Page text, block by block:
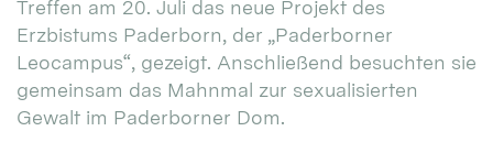
Treffen am 20. Juli das neue Projekt des
Erzbistums Paderborn, der „Paderborner
Leocampus“, gezeigt. Anschließend besuchten sie
gemeinsam das Mahnmal zur sexualisierten
Gewalt im Paderborner Dom.